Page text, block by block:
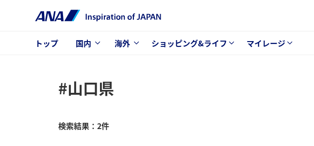
トップ 国内 海外 ショッピング&ライフ マイレージ
#山口県
検索結果：2件